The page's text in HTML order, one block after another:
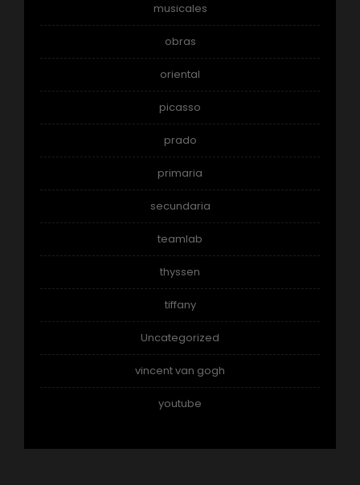
musicales
obras
oriental
picasso
prado
primaria
secundaria
teamlab
thyssen
tiffany
Uncategorized
vincent van gogh
youtube